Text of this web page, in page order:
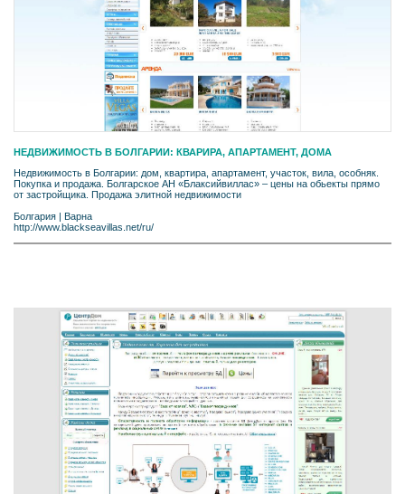
НЕДВИЖИМОСТЬ В БОЛГАРИИ: КВАРИРА, АПАРТАМЕНТ, ДОМA
Недвижимость в Болгарии: дом, квартира, апартамент, участок, вила, особняк.
Покупка и продажа. Болгарское АН «Блаксийвиллас» – цены на обьекты прямо
от застройщика. Продажа элитной недвижимости
Болгария | Варна
http://www.blackseavillas.net/ru/